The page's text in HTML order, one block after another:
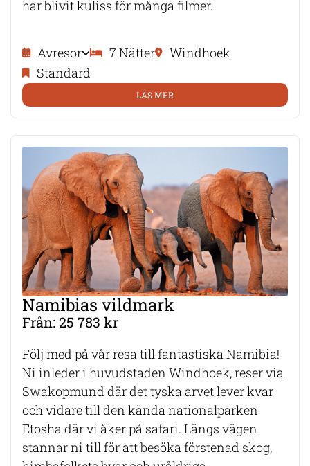
har blivit kuliss för många filmer.
Avresor 7 Nätter
Windhoek
Standard
LÄS MER
Namibias vildmark
Från: 25 783 kr
Följ med på vår resa till fantastiska Namibia!
Ni inleder i huvudstaden Windhoek, reser via
Swakopmund där det tyska arvet lever kvar
och vidare till den kända nationalparken
Etosha där vi åker på safari. Längs vägen
stannar ni till för att besöka förstenad skog,